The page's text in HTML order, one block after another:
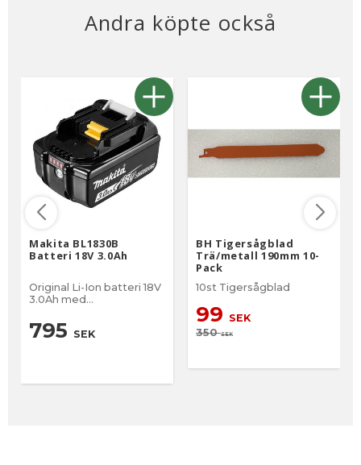
Andra köpte också
Makita BL1830B
Batteri 18V 3.0Ah
Original Li-Ion batteri 18V
3.0Ah med
795 SEK
BH Tigersågblad
Trä/metall 190mm 10-
Pack
10st Tigersågblad
99 SEK
350SEK